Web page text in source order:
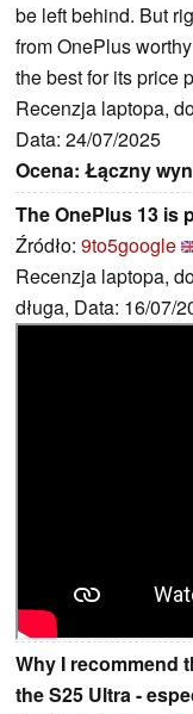
be left behind. But
from OnePlus
the best for its price
Recenzja laptopa,
Data: 24/07/2025
Ocena: Łączny
The OnePlus 13 is
Źródło: 9to5google
Recenzja laptopa,
długa, Data: 16/07/
Why I recommend
the S25 Ultra -